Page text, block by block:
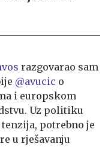
razgovarao sam
@avucic o
i europskom
Uz politiku
potrebno je
u rješavanju